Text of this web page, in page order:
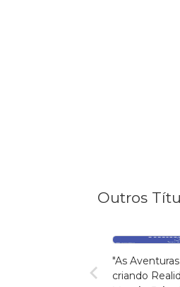
Outros
"As
criando